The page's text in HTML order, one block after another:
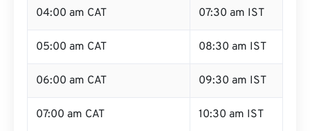
04:00 am CAT 07:30 am IST
05:00 am CAT 08:30 am IST
06:00 am CAT 09:30 am IST
07:00 am CAT 10:30 am IST